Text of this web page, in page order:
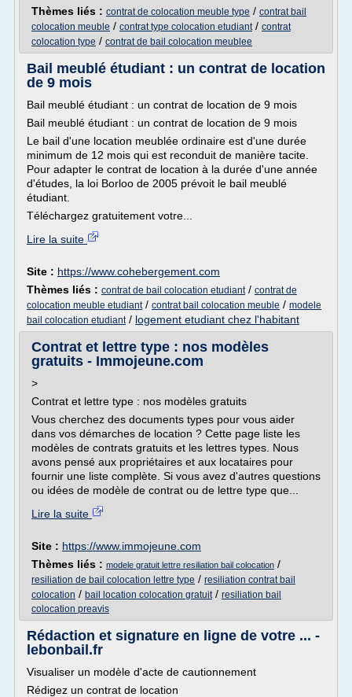
Thèmes liés : contrat de colocation meuble type / contrat bail
colocation meuble / contrat type colocation etudiant/ contrat
colocation type / contrat de bail colocation meublee
Bail meublé étudiant : un contrat de location
de 9 mois
Bail meublé étudiant : un contrat de location de 9 mois
Bail meublé étudiant : un contrat de location de 9 mois
Le bail d'une location meublée ordinaire est d'une durée
minimum de 12 mois qui est reconduit de manière tacite.
Pour adapter le contrat de location à la durée d'une année
d'études, la loi Borloo de 2005 prévoit le bail meublé
étudiant.
Téléchargez gratuitement votre...
Lire la suite
Site : https://www.cohebergement.com
Thèmes liés : contrat de bail colocation etudiant/ contrat de
colocation meuble etudiant/ contrat bail colocation meuble / modele
bail colocation etudiant/ logement etudiant chez l'habitant
Contrat et lettre type : nos modèles
gratuits - Immojeune.com
>
Contrat et lettre type : nos modèles gratuits
Vous cherchez des documents types pour vous aider
dans vos démarches de location ? Cette page liste les
modèles de contrats gratuits et les lettres types. Nous
avons pensé aux propriétaires et aux locataires pour
fournir une liste complète. Si vous avez d'autres questions
ou idées de modèle de contrat ou de lettre type que...
Lire la suite
Site : https://www.immojeune.com
Thèmes liés : modele gratuit lettre resiliation bail colocation /
resiliation de bail colocation lettre type / resiliation contrat bail
colocation / bail location colocation gratuit/ resiliation bail
colocation preavis
Rédaction et signature en ligne de votre ... -
lebonbail.fr
Visualiser un modèle d'acte de cautionnement
Rédigez un contrat de location